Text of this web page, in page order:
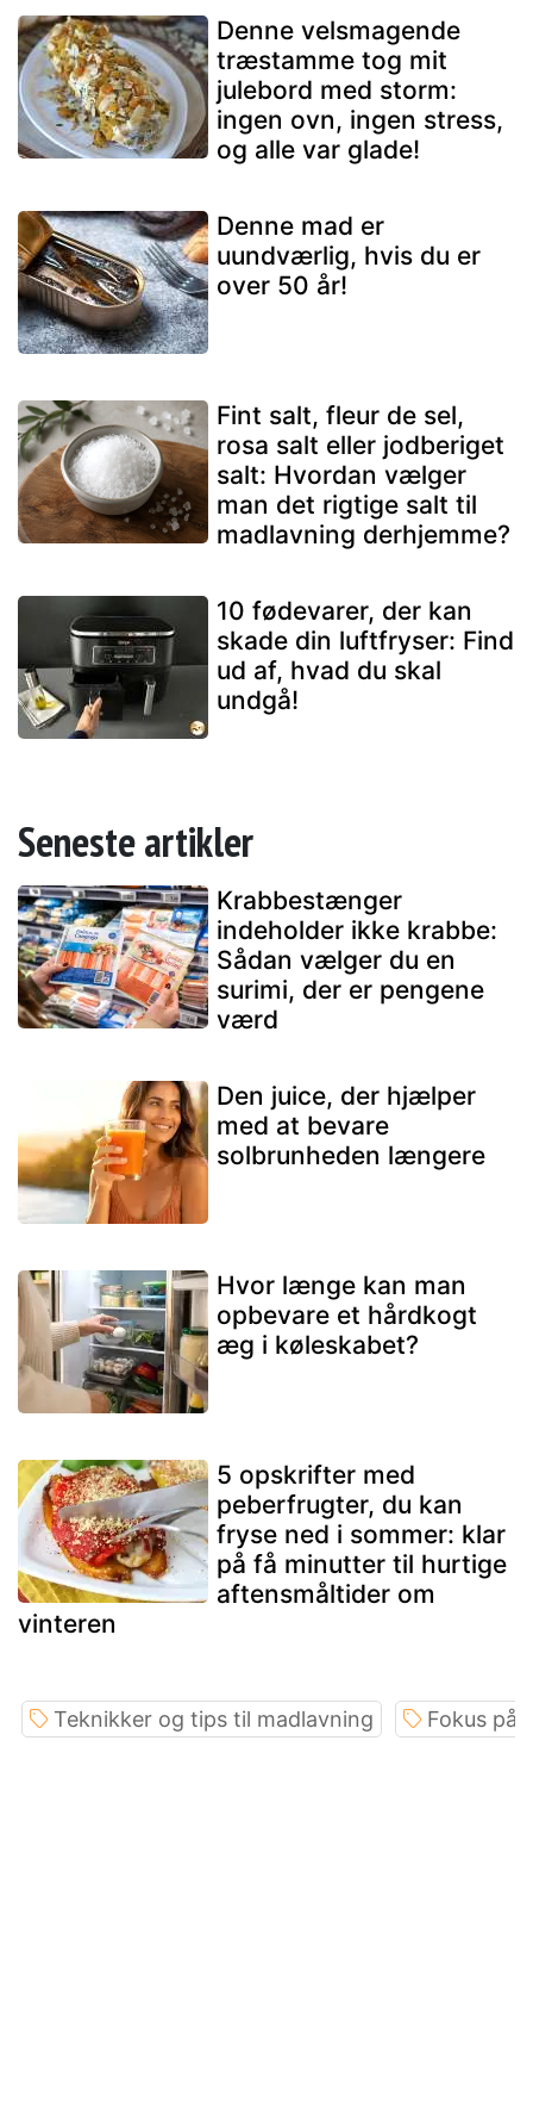
Denne velsmagende
træstamme tog mit
julebord med storm:
ingen ovn, ingen stress,
og alle var glade!
Denne mad er
uundværlig, hvis du er
over 50 år!
Fint salt, fleur de sel,
rosa salt eller jodberiget
salt: Hvordan vælger
man det rigtige salt til
madlavning derhjemme?
10 fødevarer, der kan
skade din luftfryser: Find
ud af, hvad du skal
undgå!
Seneste artikler
Krabbestænger
indeholder ikke krabbe:
Sådan vælger du en
surimi, der er pengene
værd
Den juice, der hjælper
med at bevare
solbrunheden længere
Hvor længe kan man
opbevare et hårdkogt
æg i køleskabet?
5 opskrifter med
peberfrugter, du kan
fryse ned i sommer: klar
på få minutter til hurtige
aftensmåltider om
vinteren
Teknikker og tips til madlavning Fokus på